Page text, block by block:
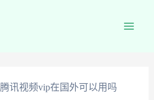
腾讯视频vip在国外可以用吗